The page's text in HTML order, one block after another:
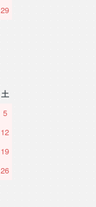
29
土
5
12
19
26